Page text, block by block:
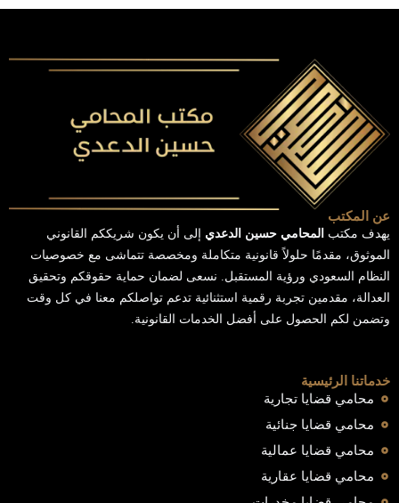
عن المكتب
يهدف مكتب المحامي حسين الدعدي إلى أن يكون شريككم القانوني
الموثوق، مقدمًا حلولاً قانونية متكاملة ومخصصة تتماشى مع خصوصيات
النظام السعودي ورؤية المستقبل. نسعى لضمان حماية حقوقكم وتحقيق
العدالة، مقدمين تجربة رقمية استثنائية تدعم تواصلكم معنا في كل وقت
وتضمن لكم الحصول على أفضل الخدمات القانونية.
خدماتنا الرئيسية
محامي قضايا تجارية
محامي قضايا جنائية
محامي قضايا عمالية
محامي قضايا عقارية